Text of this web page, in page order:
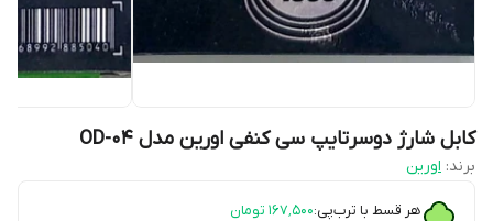
کابل شارژ دوسرتایپ سی کنفی اورین مدل OD-04
برند: اورین
هر قسط با ترب‌پی:۱۶۷٬۵۰۰ تومان